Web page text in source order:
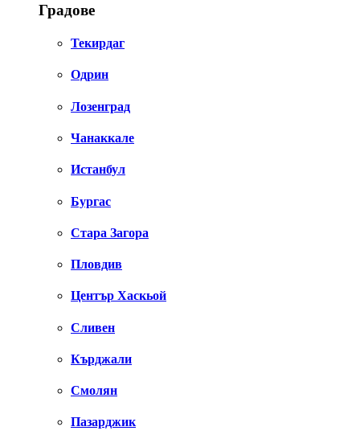
Градове
Текирдаг
Одрин
Лозенград
Чанаккале
Истанбул
Бургас
Стара Загора
Пловдив
Център Хаскьой
Сливен
Кърджали
Смолян
Пазарджик